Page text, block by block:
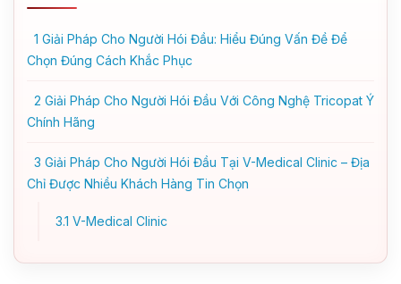
1 Giải Pháp Cho Người Hói Đầu: Hiểu Đúng Vấn Đề Để
Chọn Đúng Cách Khắc Phục
2 Giải Pháp Cho Người Hói Đầu Với Công Nghệ Tricopat Ý
Chính Hãng
3 Giải Pháp Cho Người Hói Đầu Tại V-Medical Clinic – Địa
Chỉ Được Nhiều Khách Hàng Tin Chọn
3.1 V-Medical Clinic